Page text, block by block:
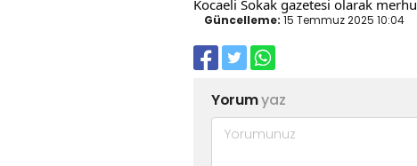
Kocaeli Sokak gazetesi olarak
Güncelleme: 15 Temmuz 2025 10:04
Yorumyaz